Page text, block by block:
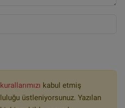
kabul etmiş
üstleniyorsunuz. Yazılan